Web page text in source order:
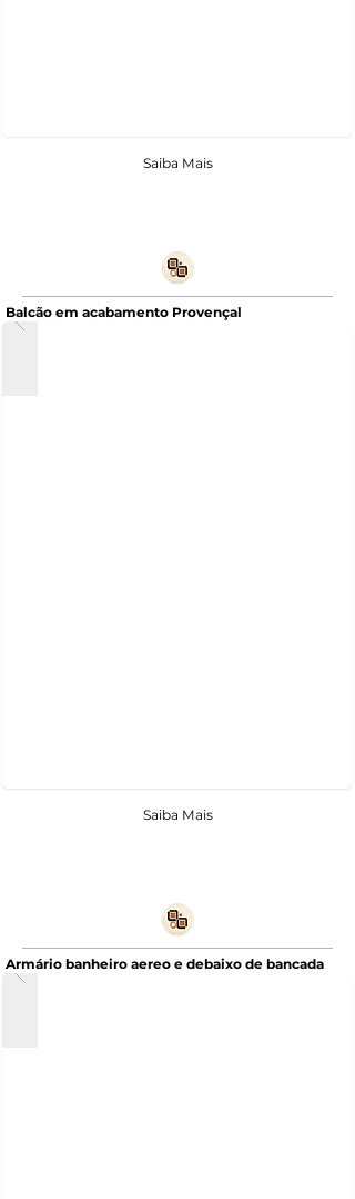
Saiba Mais
Balcão em acabamento Provençal
Saiba Mais
Armário banheiro aereo e debaixo de bancada